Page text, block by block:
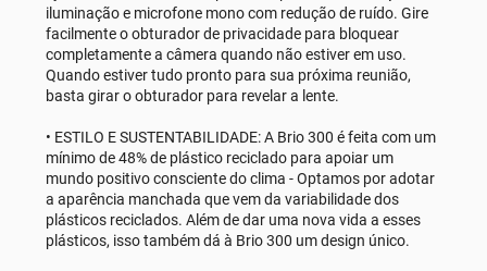
iluminação e microfone mono com redução de ruído. Gire
facilmente o obturador de privacidade para bloquear
completamente a câmera quando não estiver em uso.
Quando estiver tudo pronto para sua próxima reunião,
basta girar o obturador para revelar a lente.
• ESTILO E SUSTENTABILIDADE: A Brio 300 é feita com um
mínimo de 48% de plástico reciclado para apoiar um
mundo positivo consciente do clima - Optamos por adotar
a aparência manchada que vem da variabilidade dos
plásticos reciclados. Além de dar uma nova vida a esses
plásticos, isso também dá à Brio 300 um design único.